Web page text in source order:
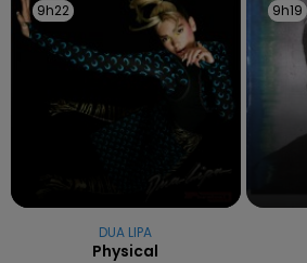
9h22
9h22
DUA LIPA
Physical
9h19
9h19